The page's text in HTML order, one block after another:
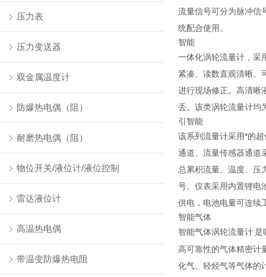
压力表
压力变送器
双金属温度计
防爆热电偶（阻）
耐磨热电偶（阻）
物位开关/液位计/液位控制
雷达液位计
高温热电偶
带温变防爆热电阻
流量信号可分为脉冲信
统配合使用。
智能
一体化涡轮流量计，采
紧凑、读数直观清晰、
进行现场修正。高清晰
丢。该类涡轮流量计均
引智能
该系列流量计采用*的
通道、流量传感器通道
总累积流量、温度、压
号。仪表采用内置锂电
供电，电池电量可连续
智能气体
智能气体涡轮流量计是
高可靠性的气体精密计
化气、轻烃气等气体的